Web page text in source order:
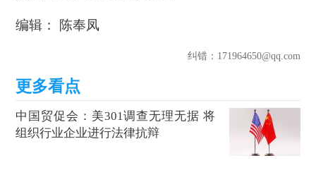
编辑： 陈奉凤
纠错：171964650@qq.com
中国贸促会：美301调查无理无据 将
组织行业企业进行法律抗辩